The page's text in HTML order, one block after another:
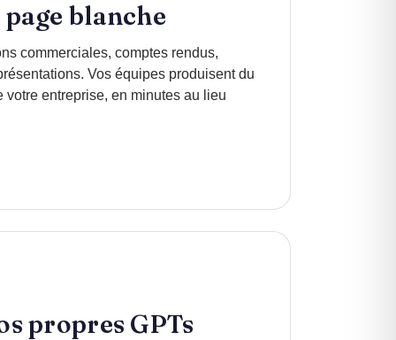
blanche
commerciales, comptes rendus,
Vos équipes produisent du
votre entreprise, en minutes au lieu
propres GPTs